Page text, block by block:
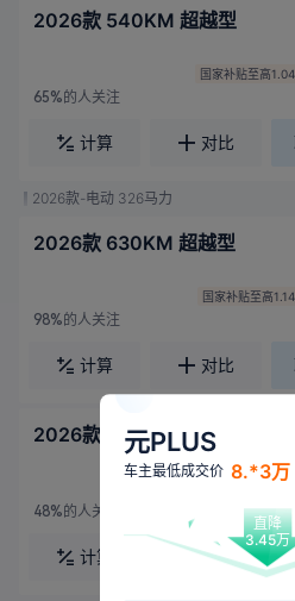
2026款 540KM 超越型
国家补贴至高
65%的人关注
计算 对比
2026款-电动 326马力
2026款 630KM 超越型
国家补贴至高
98%的人关注
计算 对比
2026款 630KM 卓越型
48%的人关注
计算 对比
元PLUS
车主最低成交价 8.*3万
直降
3.45万